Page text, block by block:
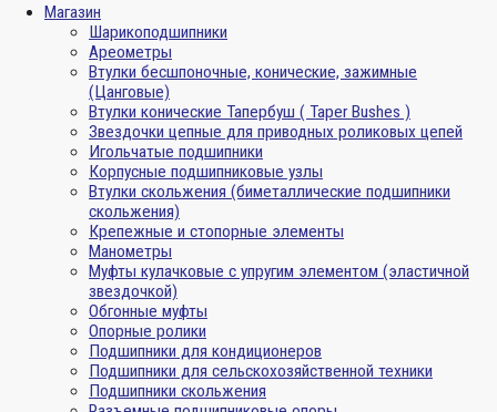
Магазин
Шарикоподшипники
Ареометры
Втулки бесшпоночные, конические, зажимные
(Цанговые)
Втулки конические Тапербуш ( Taper Bushes )
Звездочки цепные для приводных роликовых цепей
Игольчатые подшипники
Корпусные подшипниковые узлы
Втулки скольжения (биметаллические подшипники
скольжения)
Крепежные и стопорные элементы
Манометры
Муфты кулачковые с упругим элементом (эластичной
звездочкой)
Обгонные муфты
Опорные ролики
Подшипники для кондиционеров
Подшипники для сельскохозяйственной техники
Подшипники скольжения